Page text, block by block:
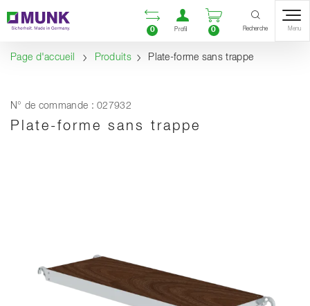
Contenu
Sommaire
Navigation Ouvrir la liste
0
Ouvrir un compte
Profil
Ouvrir le
0 Recherche Menu
Page d'accueil Produits Plate-forme sans trappe
N° de commande : 027932
Plate-forme sans trappe